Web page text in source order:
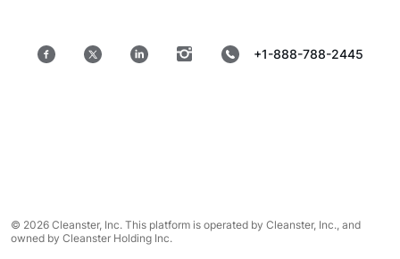
+1-888-788-2445
© 2026 Cleanster, Inc. This platform is operated by Cleanster, Inc., and
owned by Cleanster Holding Inc.